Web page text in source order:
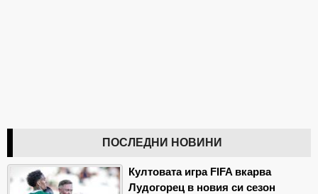
ПОСЛЕДНИ НОВИНИ
Култовата игра FIFA вкарва
Лудогорец в новия си сезон